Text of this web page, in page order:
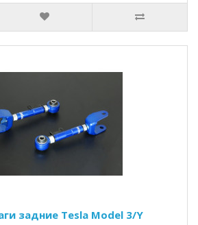
задние Tesla Model 3/Y